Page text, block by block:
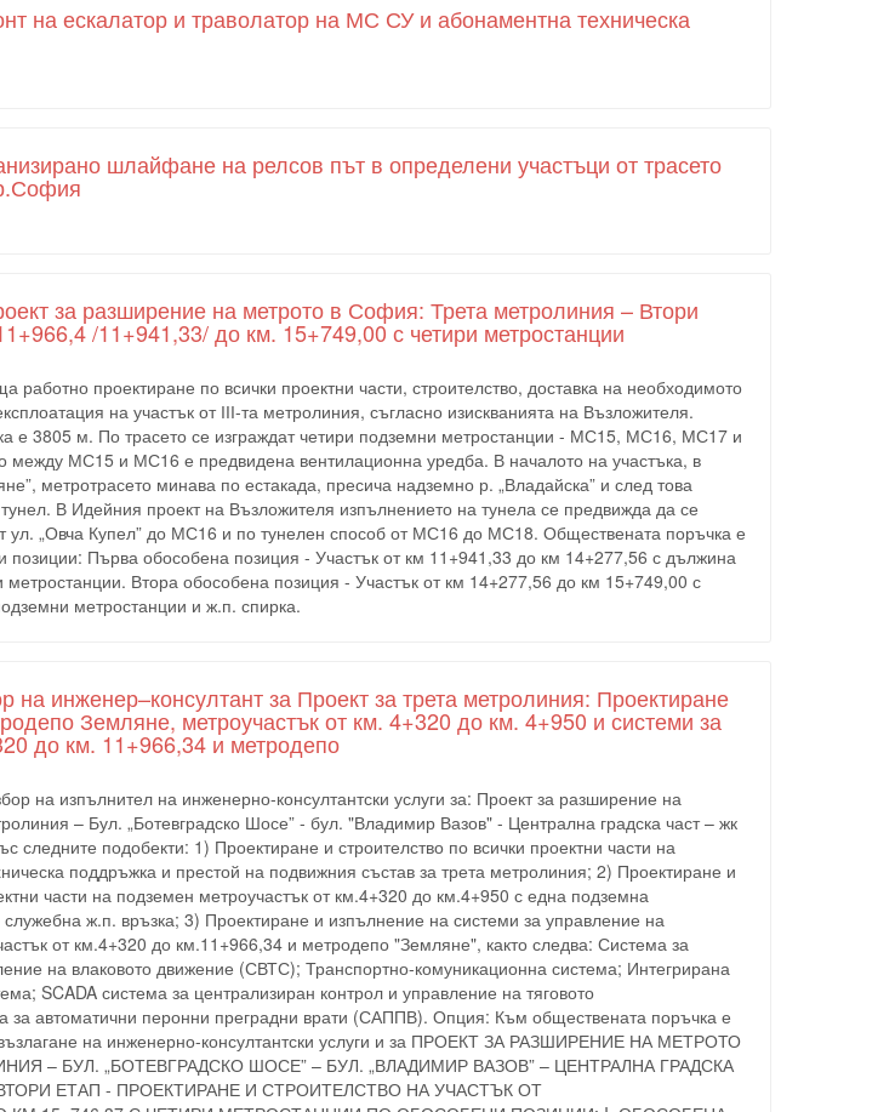
на ескалатор и траволатор на МС СУ и абонаментна техническа
шлайфане на релсов път в определени участъци от трасето
за разширение на метрото в София: Трета метролиния – Втори
/11+941,33/ до км. 15+749,00 с четири метростанции
работно проектиране по всички проектни части, строителство, доставка на необходимото
на участък от ІІІ-та метролиния, съгласно изискванията на Възложителя.
е 3805 м. По трасето се изграждат четири подземни метростанции - МС15, МС16, МС17 и
между МС15 и МС16 е предвидена вентилационна уредба. В началото на участъка, в
метротрасето минава по естакада, пресича надземно р. „Владайска” и след това
В Идейния проект на Възложителя изпълнението на тунела се предвижда да се
ул. „Овча Купел” до МС16 и по тунелен способ от МС16 до МС18. Обществената поръчка е
позиции: Първа обособена позиция - Участък от км 11+941,33 до км 14+277,56 с дължина
Втора обособена позиция - Участък от км 14+277,56 до км 15+749,00 с
метростанции и ж.п. спирка.
на инженер–консултант за Проект за трета метролиния: Проектиране
Земляне, метроучастък от км. 4+320 до км. 4+950 и системи за
до км. 11+966,34 и метродепо
на изпълнител на инженерно-консултантски услуги за: Проект за разширение на
– Бул. „Ботевградско Шосе” - бул. "Владимир Вазов" - Централна градска част – жк
следните подобекти: 1) Проектиране и строителство по всички проектни части на
поддръжка и престой на подвижния състав за трета метролиния; 2) Проектиране и
части на подземен метроучастък от км.4+320 до км.4+950 с една подземна
ж.п. връзка; 3) Проектиране и изпълнение на системи за управление на
от км.4+320 до км.11+966,34 и метродепо "Земляне", както следва: Система за
на влаковото движение (СВТС); Транспортно-комуникационна система; Интегрирана
SCADA система за централизиран контрол и управление на тяговото
за автоматични перонни преградни врати (САППВ). Опция: Към обществената поръчка е
на инженерно-консултантски услуги и за ПРОЕКТ ЗА РАЗШИРЕНИЕ НА МЕТРОТО
– БУЛ. „БОТЕВГРАДСКО ШОСЕ” – БУЛ. „ВЛАДИМИР ВАЗОВ” – ЦЕНТРАЛНА ГРАДСКА
ЕТАП - ПРОЕКТИРАНЕ И СТРОИТЕЛСТВО НА УЧАСТЪК ОТ